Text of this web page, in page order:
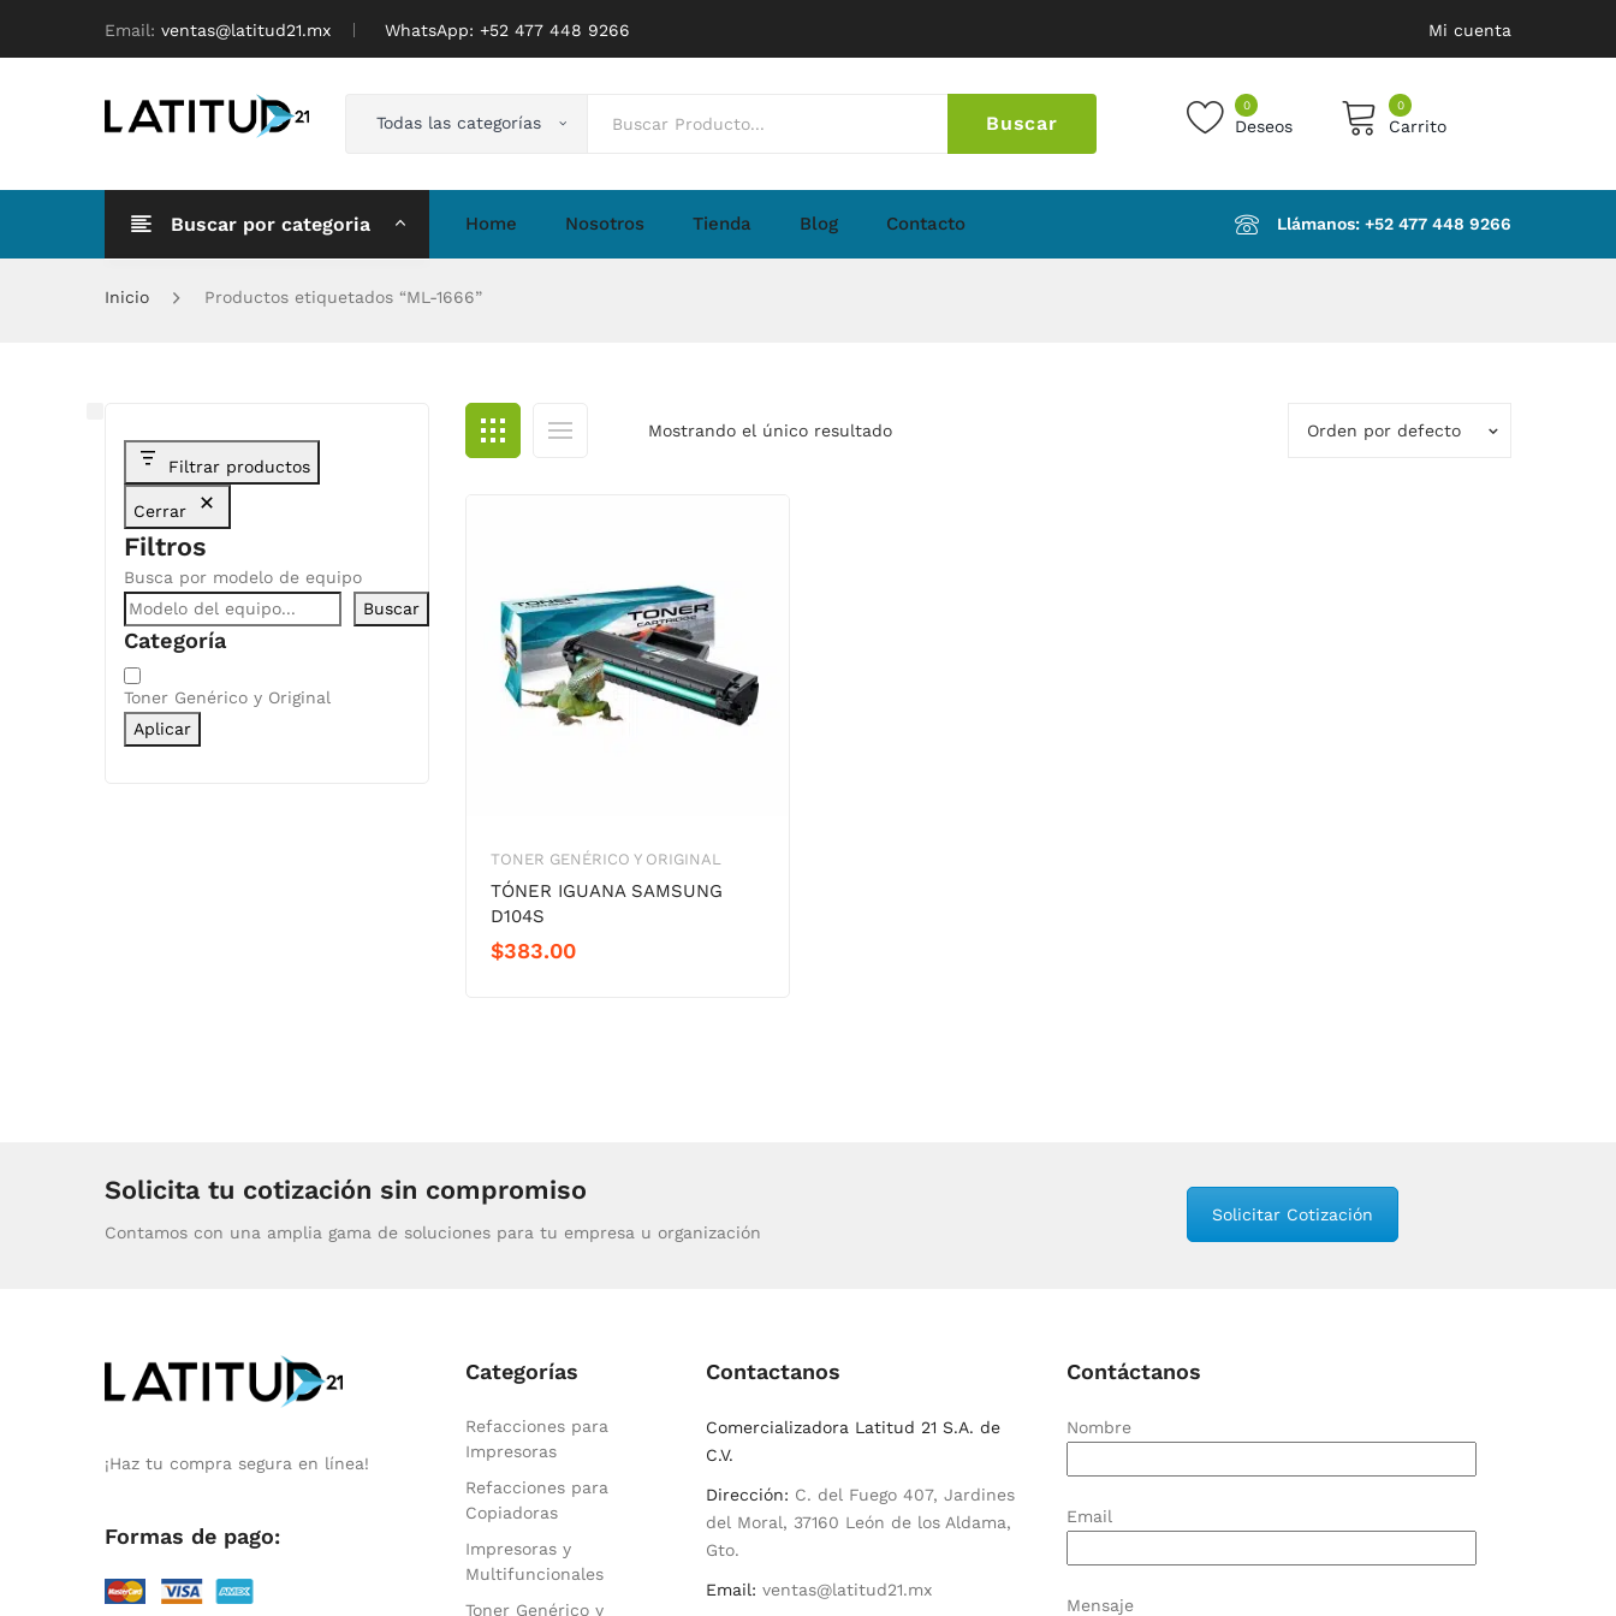
Email: ventas@latitud21.mx WhatsApp: ‪+52 477 448 9266 Mi cuenta
Todas las categorías Buscar
0
Deseos
0
Carrito
No products in the cart.
Buscar por categoria Home Nosotros Tienda Blog Contacto Llámanos: ‪+52 477 448 9266‬
Inicio Productos etiquetados “ML-1666”
Mostrando el único resultado Orden por defecto
TONER GENÉRICO Y ORIGINAL
TÓNER IGUANA SAMSUNG
D104S
$383.00
Filtrar productos
Cerrar
Filtros
Busca por modelo de equipo
Buscar
Categoría
Categoría
Toner Genérico y Original
Aplicar
Solicita tu cotización sin compromiso
Contamos con una amplia gama de soluciones para tu empresa u organización
Solicitar Cotización
¡Haz tu compra segura en línea!
Formas de pago:
Categorías
Refacciones para
Impresoras
Refacciones para
Copiadoras
Impresoras y
Multifuncionales
Toner Genérico y
Contactanos
Comercializadora Latitud 21 S.A. de
C.V.
Dirección: C. del Fuego 407, Jardines
del Moral, 37160 León de los Aldama,
Gto.
Email: ventas@latitud21.mx
Contáctanos
Nombre
Email
Mensaje